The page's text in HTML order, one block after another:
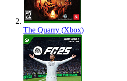
The Quarry (Xbox)